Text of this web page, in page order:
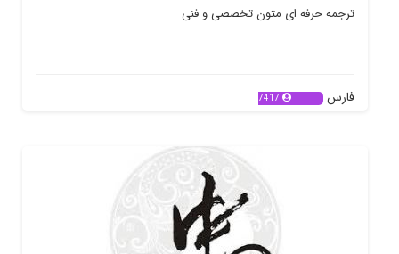
ترجمه حرفه ای متون تخصصی و فنی
فارس 7417